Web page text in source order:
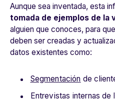
Aunque sea inventada, esta
tomada de ejemplos de la
alguien que conoces, para
deben ser creadas y
datos existentes como:
Segmentación de
Entrevistas internas